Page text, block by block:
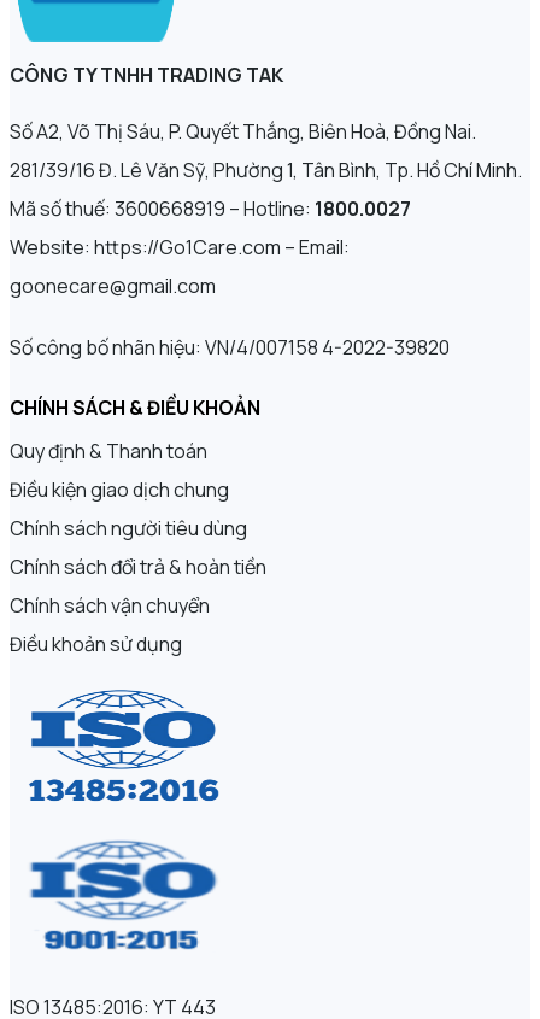
CÔNG TY TNHH TRADING TAK
Số A2, Võ Thị Sáu, P. Quyết Thắng, Biên Hoà, Đồng Nai.
281/39/16 Đ. Lê Văn Sỹ, Phường 1, Tân Bình, Tp. Hồ Chí Minh.
Mã số thuế: 3600668919 – Hotline: 1800.0027
Website: https://Go1Care.com – Email:
goonecare@gmail.com
Số công bố nhãn hiệu: VN/4/007158 4-2022-39820
CHÍNH SÁCH & ĐIỀU KHOẢN
Quy định & Thanh toán
Điều kiện giao dịch chung
Chính sách người tiêu dùng
Chính sách đổi trả & hoàn tiền
Chính sách vận chuyển
Điều khoản sử dụng
ISO 13485:2016: YT 443